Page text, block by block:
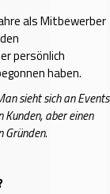
als Mitbewerber
persönlich
haben.
sieht sich an Events
aber einen
Gründen.